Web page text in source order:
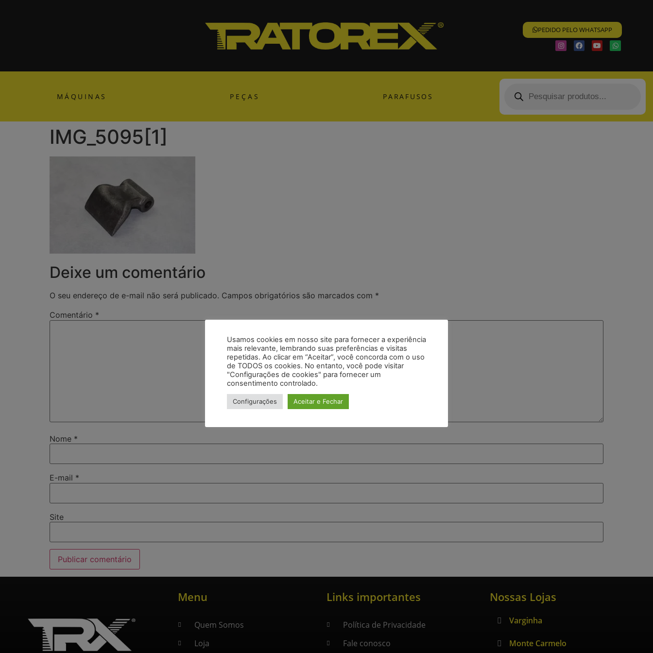
PEDIDO PELO WHATSAPP
MÁQUINAS PEÇAS PARAFUSOS
IMG_5095[1]
Deixe um comentário
O seu endereço de e-mail não será publicado. Campos obrigatórios são marcados com *
Comentário *
Nome *
E-mail *
Site
Menu
Quem Somos
Loja
Links importantes
Política de Privacidade
Fale conosco
Nossas Lojas
Varginha
Monte Carmelo
Usamos cookies em nosso site para fornecer a experiência
mais relevante, lembrando suas preferências e visitas
repetidas. Ao clicar em “Aceitar”, você concorda com o uso
de TODOS os cookies. No entanto, você pode visitar
"Configurações de cookies" para fornecer um
consentimento controlado.
Configurações Aceitar e Fechar